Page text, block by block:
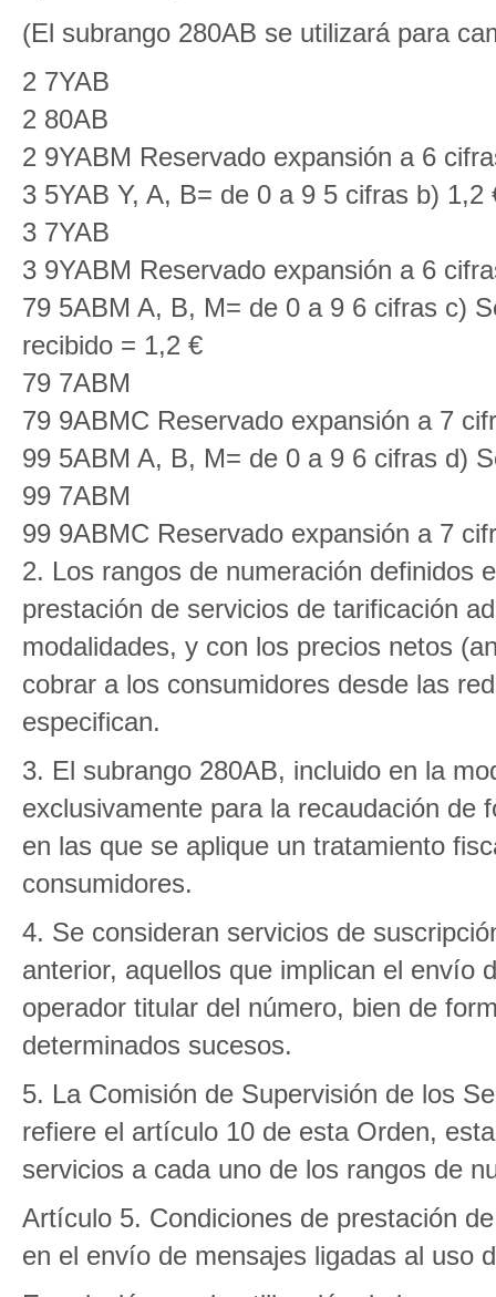
(El subrango 280AB se utilizará para
2 7YAB
2 80AB
2 9YABM Reservado expansión a 6
3 5YAB Y, A, B= de 0 a 9 5 cifras b) 1,2
3 7YAB
3 9YABM Reservado expansión a 6
79 5ABM A, B, M= de 0 a 9 6 cifras c)
recibido = 1,2 €
79 7ABM
79 9ABMC Reservado expansión a 7
99 5ABM A, B, M= de 0 a 9 6 cifras d)
99 7ABM
99 9ABMC Reservado expansión a 7
2. Los rangos de numeración definidos
prestación de servicios de tarificación
modalidades, y con los precios netos
cobrar a los consumidores desde las
especifican.
3. El subrango 280AB, incluido en la
exclusivamente para la recaudación de
en las que se aplique un tratamiento
consumidores.
4. Se consideran servicios de
anterior, aquellos que implican el envío
operador titular del número, bien de
determinados sucesos.
5. La Comisión de Supervisión de los
refiere el artículo 10 de esta Orden,
servicios a cada uno de los rangos de
Artículo 5. Condiciones de prestación
en el envío de mensajes ligadas al uso